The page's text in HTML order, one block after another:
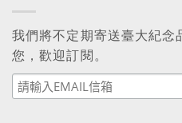
我們將不定期寄送臺大紀念
您，歡迎訂閱。